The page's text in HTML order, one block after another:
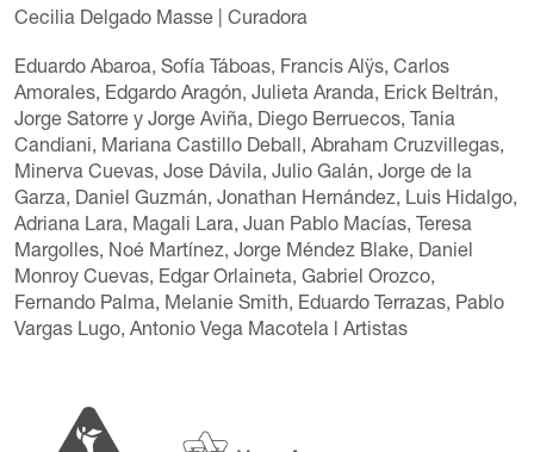
Cecilia Delgado Masse| Curadora
Eduardo Abaroa, Sofía Táboas, Francis Alÿs, Carlos
Amorales, Edgardo Aragón, Julieta Aranda, Erick Beltrán,
Jorge Satorrey Jorge Aviña, Diego Berruecos, Tania
Candiani, Mariana Castillo Deball, Abraham Cruzvillegas,
Minerva Cuevas, Jose Dávila, Julio Galán, Jorge de la
Garza, Daniel Guzmán, Jonathan Hernández, Luis Hidalgo,
Adriana Lara, Magali Lara, Juan Pablo Macías, Teresa
Margolles, Noé Martínez, Jorge Méndez Blake, Daniel
Monroy Cuevas, Edgar Orlaineta, Gabriel Orozco,
Fernando Palma, Melanie Smith, Eduardo Terrazas, Pablo
Vargas Lugo, Antonio Vega Macotelal Artistas